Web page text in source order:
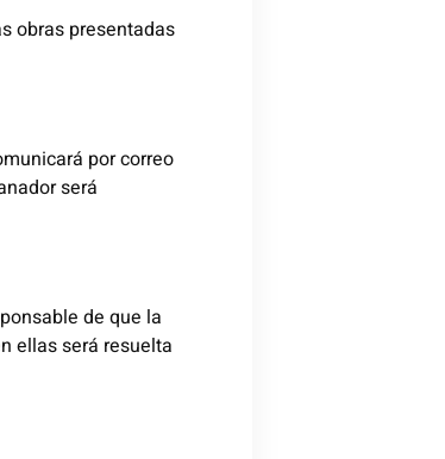
obras presentadas
por correo
será
de que la
ellas será resuelta